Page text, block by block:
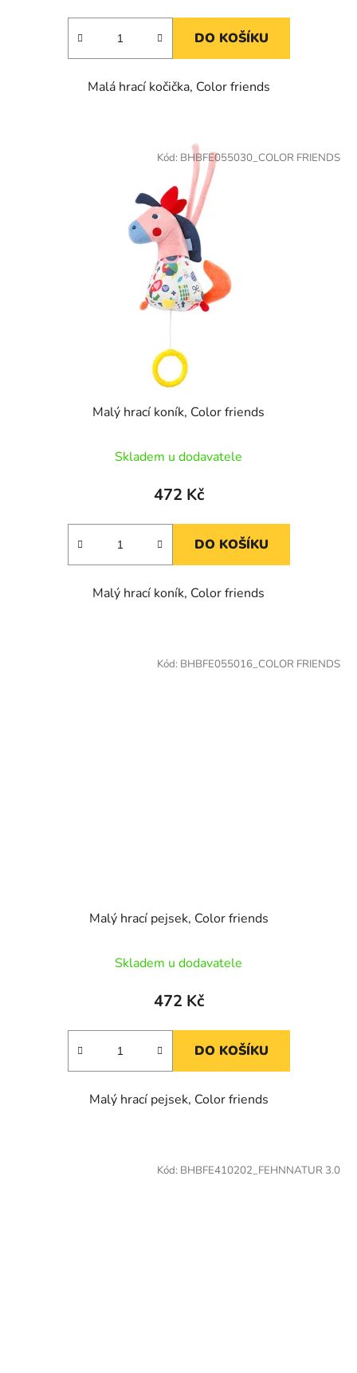
DO KOŠÍKU
Malá hrací kočička, Color friends
Malý hrací koník, Color friends
Skladem u dodavatele
472 Kč
DO KOŠÍKU
Malý hrací koník, Color friends
Kód: BHBFE055030_COLOR FRIENDS
Malý hrací pejsek, Color friends
Skladem u dodavatele
472 Kč
DO KOŠÍKU
Malý hrací pejsek, Color friends
Kód: BHBFE055016_COLOR FRIENDS
Kód: BHBFE410202_FEHNNATUR 3.0